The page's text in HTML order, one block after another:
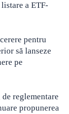
a ETF-
pentru
să lanseze
pe
reglementare
propunerea